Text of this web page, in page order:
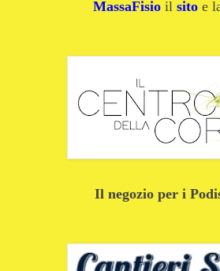
MassaFisio il sito e
Il negozio per i